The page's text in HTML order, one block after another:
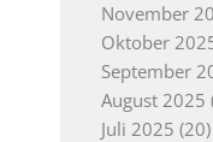
November
Oktober
September
August 2025
Juli 2025 (20)